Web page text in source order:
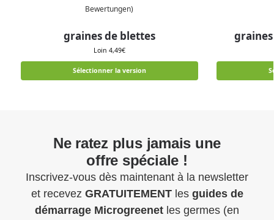
Bewertungen)
graines de blettes
Loin 4,49€
Sélectionner la version
Ne ratez plus jamais une
offre spéciale !
Inscrivez-vous dès maintenant à la newsletter
et recevez GRATUITEMENTles guides de
démarrage Microgreenet les germes (en